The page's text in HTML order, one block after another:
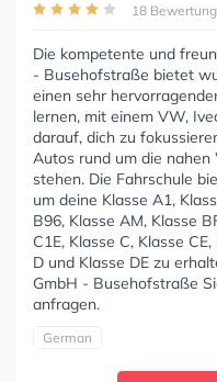
18
Die kompetente und
- Busehofstraße bietet
einen sehr
lernen, mit einem VW,
darauf, dich zu
Autos rund um die
stehen. Die Fahrschule
um deine Klasse A1,
B96, Klasse AM, Klasse
C1E, Klasse C, Klasse
D und Klasse DE zu
GmbH - Busehofstraße
anfragen.
German